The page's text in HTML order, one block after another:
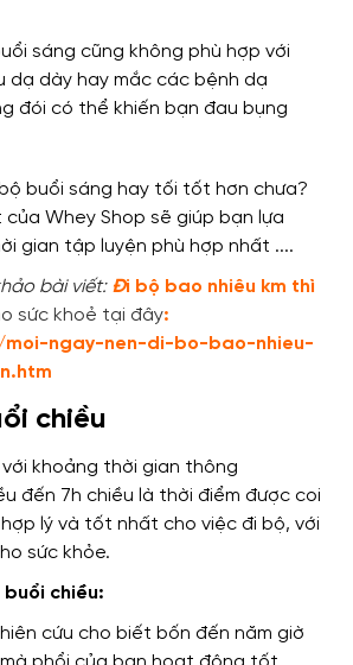
sáng cũng không phù hợp với
dạ dày hay mắc các bệnh dạ
đói có thể khiến bạn đau bụng
bài viết: Đi bộ bao nhiêu km thì
sức khoẻ tại đây:
moi-ngay-nen-di-bo-bao-nhieu-
chiều
với khoảng thời gian thông
đến 7h chiều là thời điểm được coi
lý và tốt nhất cho việc đi bộ, với
sức khỏe.
buổi chiều:
cứu cho biết bốn đến năm giờ